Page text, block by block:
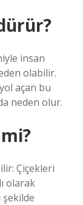
insan
olabilir.
açan bu
neden olur.
Çiçekleri
olarak